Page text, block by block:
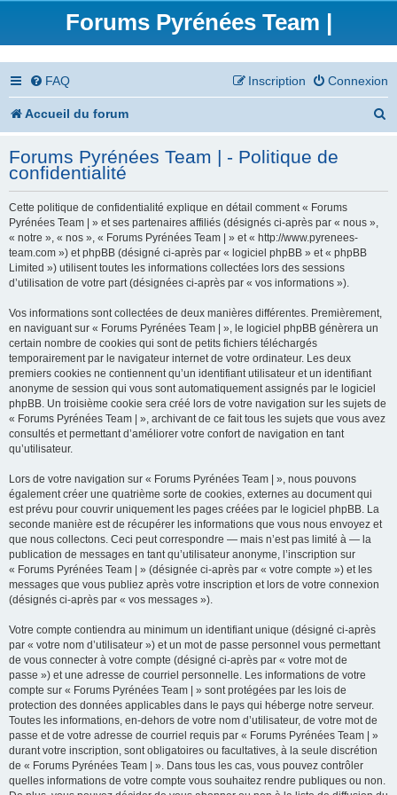
Forums Pyrénées Team |
FAQ Connexion
Inscription
Accueil du forum
h
Forums Pyrénées Team | - Politique de
confidentialité
Cette politique de confidentialité explique en détail comment « Forums
Pyrénées Team | » et ses partenaires affiliés (désignés ci-après par « nous »,
« notre », « nos », « Forums Pyrénées Team | » et « http://www.pyrenees-
team.com ») et phpBB (désigné ci-après par « logiciel phpBB » et « phpBB
Limited ») utilisent toutes les informations collectées lors des sessions
d’utilisation de votre part (désignées ci-après par « vos informations »).
Vos informations sont collectées de deux manières différentes. Premièrement,
en naviguant sur « Forums Pyrénées Team | », le logiciel phpBB génèrera un
certain nombre de cookies qui sont de petits fichiers téléchargés
temporairement par le navigateur internet de votre ordinateur. Les deux
premiers cookies ne contiennent qu’un identifiant utilisateur et un identifiant
anonyme de session qui vous sont automatiquement assignés par le logiciel
phpBB. Un troisième cookie sera créé lors de votre navigation sur les sujets de
« Forums Pyrénées Team | », archivant de ce fait tous les sujets que vous avez
consultés et permettant d’améliorer votre confort de navigation en tant
qu’utilisateur.
Lors de votre navigation sur « Forums Pyrénées Team | », nous pouvons
également créer une quatrième sorte de cookies, externes au document qui
est prévu pour couvrir uniquement les pages créées par le logiciel phpBB. La
seconde manière est de récupérer les informations que vous nous envoyez et
que nous collectons. Ceci peut correspondre — mais n’est pas limité à — la
publication de messages en tant qu’utilisateur anonyme, l’inscription sur
« Forums Pyrénées Team | » (désignée ci-après par « votre compte ») et les
messages que vous publiez après votre inscription et lors de votre connexion
(désignés ci-après par « vos messages »).
Votre compte contiendra au minimum un identifiant unique (désigné ci-après
par « votre nom d’utilisateur ») et un mot de passe personnel vous permettant
de vous connecter à votre compte (désigné ci-après par « votre mot de
passe ») et une adresse de courriel personnelle. Les informations de votre
compte sur « Forums Pyrénées Team | » sont protégées par les lois de
protection des données applicables dans le pays qui héberge notre serveur.
Toutes les informations, en-dehors de votre nom d’utilisateur, de votre mot de
passe et de votre adresse de courriel requis par « Forums Pyrénées Team | »
durant votre inscription, sont obligatoires ou facultatives, à la seule discrétion
de « Forums Pyrénées Team | ». Dans tous les cas, vous pouvez contrôler
quelles informations de votre compte vous souhaitez rendre publiques ou non.